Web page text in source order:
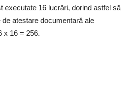
executate 16 lucrări, dorind astfel să
atestare documentară ale
x 16 = 256.